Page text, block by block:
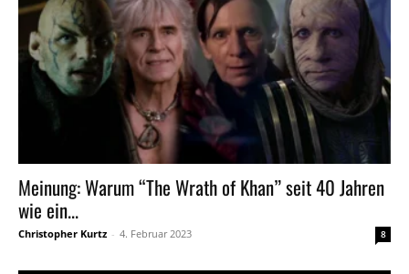
Meinung: Warum “The Wrath of Khan” seit 40 Jahren
wie ein...
Christopher Kurtz - 4. Februar 2023 8